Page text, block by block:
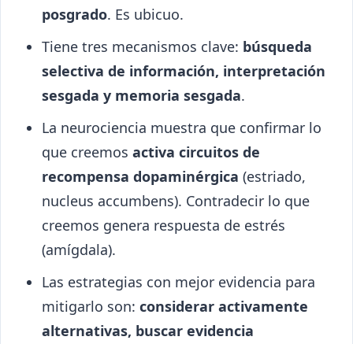
posgrado. Es ubicuo.
Tiene tres mecanismos clave: búsqueda
selectiva de información, interpretación
sesgada y memoria sesgada.
La neurociencia muestra que confirmar lo
que creemos activa circuitos de
recompensa dopaminérgica (estriado,
nucleus accumbens). Contradecir lo que
creemos genera respuesta de estrés
(amígdala).
Las estrategias con mejor evidencia para
mitigarlo son: considerar activamente
alternativas, buscar evidencia